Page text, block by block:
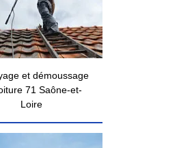
et démoussage
71 Saône-et-
Loire